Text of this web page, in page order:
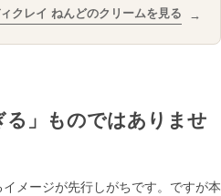
クレイ ねんどのクリームを見る →
る」ものではありませ
メージが先行しがちです。ですが本